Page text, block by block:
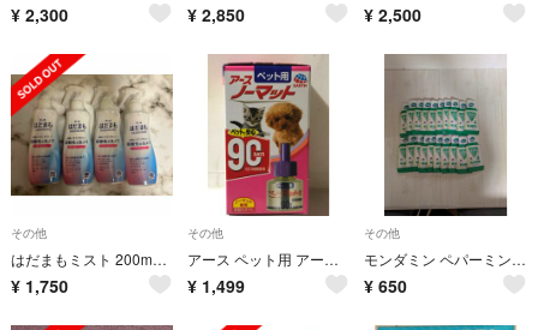
¥ 2,300 ¥ 2,850 ¥ 2,500
その他
はだまもミスト 200mL 4本
¥ 1,750
その他
アース ペット用 アースノーマット 取替えボトル 90日 ペットに安心
¥ 1,499
その他
モンダミン ペパーミント 12ml
¥ 650